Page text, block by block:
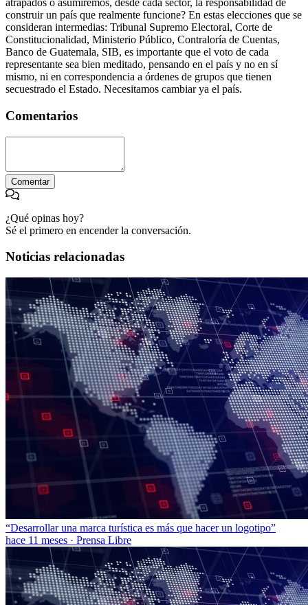
atrapados o asumiremos, desde cada sector, la responsabilidad de
construir un país que realmente funcione? En estas elecciones que se
consideran intermedias: Tribunal Supremo Electoral, Corte de
Constitucionalidad, Ministerio Público, Contraloría de Cuentas,
Banco de Guatemala, SIB, es importante que el voto de cada
representante sea bien meditado, pensando en el país y no en sí
mismo, ni en correspondencia a órdenes de grupos que tienen
secuestrado el Estado. Necesitamos cambiar ya el país.
Comentarios
Comentar
¿Qué opinas hoy?
Sé el primero en encender la conversación.
Noticias relacionadas
“Desarrollar una marca turística es más que hacer un logotipo”
hace 11 meses · Prensa Libre